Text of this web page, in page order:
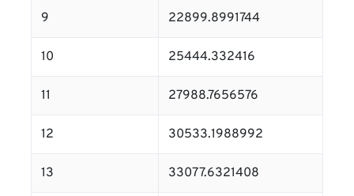
9 22899.8991744
10 25444.332416
11 27988.7656576
12 30533.1988992
13 33077.6321408